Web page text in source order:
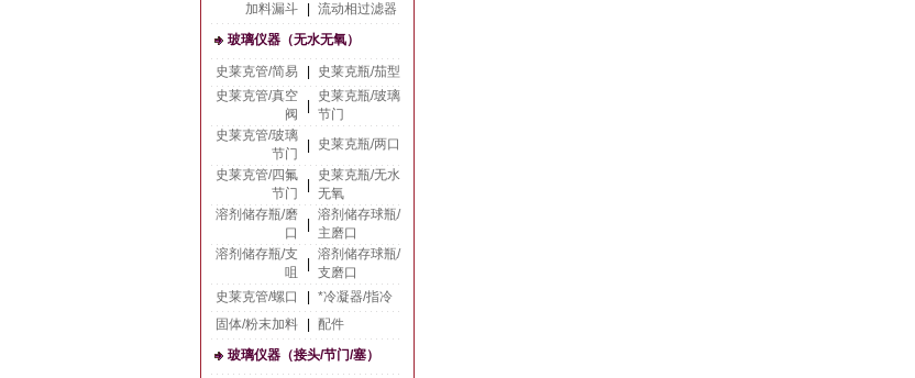
加料漏斗
流动相过滤器
玻璃仪器（无水无氧）
史莱克管/简易
史莱克瓶/茄型
史莱克管/真空
阀
史莱克瓶/玻璃
节门
史莱克管/玻璃
节门
史莱克瓶/两口
史莱克管/四氟
节门
史莱克瓶/无水
无氧
溶剂储存瓶/磨
口
溶剂储存球瓶/
主磨口
溶剂储存瓶/支
咀
溶剂储存球瓶/
支磨口
史莱克管/螺口
*冷凝器/指冷
固体/粉末加料
配件
玻璃仪器（接头/节门/塞）